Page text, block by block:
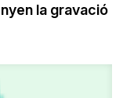
la gravació